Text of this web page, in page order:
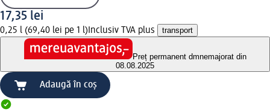
17,35 lei
0,25 l (69,40 lei pe 1 l) Inclusiv TVA plus transport
Preț permanent dmnemajorat din
08.08.2025
Adaugă în coș